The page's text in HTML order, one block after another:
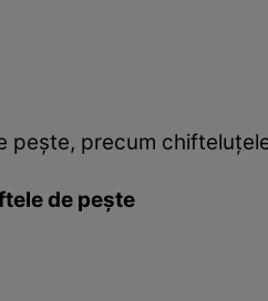
peşte, precum
de pește